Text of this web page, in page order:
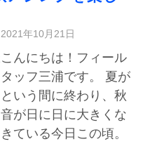
年10月21日
んにちは！フィール
タッフ三浦です。 夏が
いう間に終わり、秋
が日に日に大きくな
ている今日この頃。